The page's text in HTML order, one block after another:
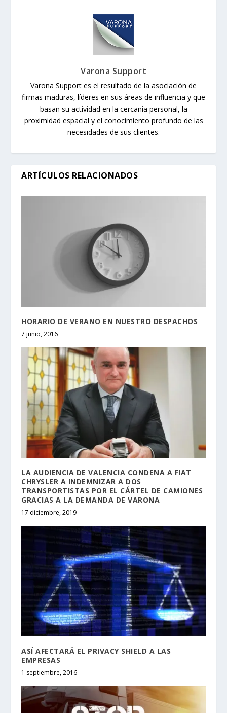
Varona Support
Varona Support es el resultado de la asociación de
firmas maduras, líderes en sus áreas de influencia y que
basan su actividad en la cercanía personal, la
proximidad espacial y el conocimiento profundo de las
necesidades de sus clientes.
ARTÍCULOS RELACIONADOS
HORARIO DE VERANO EN NUESTRO DESPACHOS
7 junio, 2016
LA AUDIENCIA DE VALENCIA CONDENA A FIAT
CHRYSLER A INDEMNIZAR A DOS
TRANSPORTISTAS POR EL CÁRTEL DE CAMIONES
GRACIAS A LA DEMANDA DE VARONA
17 diciembre, 2019
ASÍ AFECTARÁ EL PRIVACY SHIELD A LAS
EMPRESAS
1 septiembre, 2016